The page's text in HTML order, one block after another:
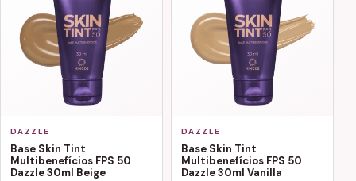
DAZZLE
Base Skin Tint
Multibenefícios FPS 50
Dazzle 30ml Beige
DAZZLE
Base Skin Tint
Multibenefícios FPS 50
Dazzle 30ml Vanilla